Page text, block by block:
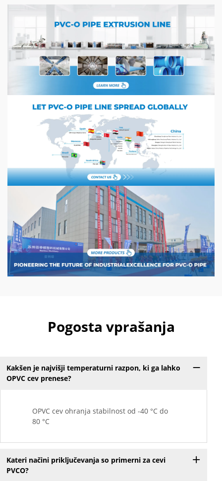
Pogosta vprašanja
Kakšen je najvišji temperaturni razpon, ki ga lahko
OPVC cev prenese?
OPVC cev ohranja stabilnost od -40 °C do
80 °C
Kateri načini priključevanja so primerni za cevi
PVCO?